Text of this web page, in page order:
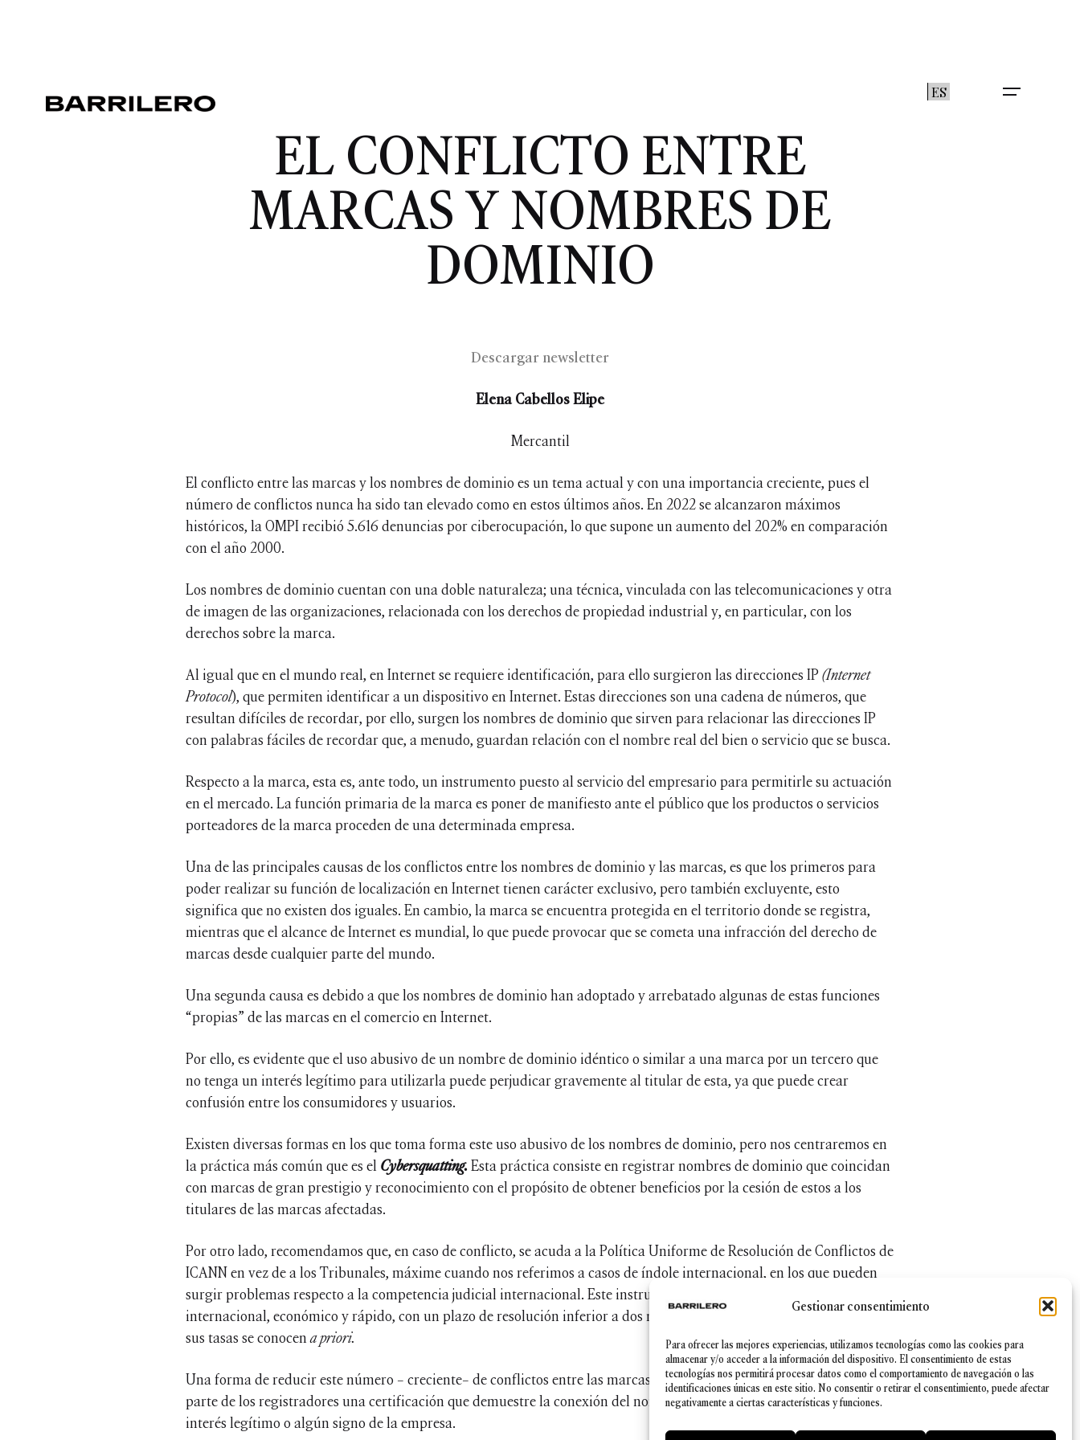
Gestionar consentimiento
Para ofrecer las mejores experiencias, utilizamos tecnologías como las cookies para
almacenar y/o acceder a la información del dispositivo. El consentimiento de estas
tecnologías nos permitirá procesar datos como el comportamiento de navegación o las
identificaciones únicas en este sitio. No consentir o retirar el consentimiento, puede afectar
negativamente a ciertas características y funciones.
ES
EL CONFLICTO ENTRE
MARCAS Y NOMBRES DE
DOMINIO
Descargar newsletter
Elena Cabellos Elipe
Mercantil
El conflicto entre las marcas y los nombres de dominio es un tema actual y con una importancia creciente, pues el
número de conflictos nunca ha sido tan elevado como en estos últimos años. En 2022 se alcanzaron máximos
históricos, la OMPI recibió 5.616 denuncias por ciberocupación, lo que supone un aumento del 202% en comparación
con el año 2000.
Los nombres de dominio cuentan con una doble naturaleza; una técnica, vinculada con las telecomunicaciones y otra
de imagen de las organizaciones, relacionada con los derechos de propiedad industrial y, en particular, con los
derechos sobre la marca.
Al igual que en el mundo real, en Internet se requiere identificación, para ello surgieron las direcciones IP (Internet
Protocol), que permiten identificar a un dispositivo en Internet. Estas direcciones son una cadena de números, que
resultan difíciles de recordar, por ello, surgen los nombres de dominio que sirven para relacionar las direcciones IP
con palabras fáciles de recordar que, a menudo, guardan relación con el nombre real del bien o servicio que se busca.
Respecto a la marca, esta es, ante todo, un instrumento puesto al servicio del empresario para permitirle su actuación
en el mercado. La función primaria de la marca es poner de manifiesto ante el público que los productos o servicios
porteadores de la marca proceden de una determinada empresa.
Una de las principales causas de los conflictos entre los nombres de dominio y las marcas, es que los primeros para
poder realizar su función de localización en Internet tienen carácter exclusivo, pero también excluyente, esto
significa que no existen dos iguales. En cambio, la marca se encuentra protegida en el territorio donde se registra,
mientras que el alcance de Internet es mundial, lo que puede provocar que se cometa una infracción del derecho de
marcas desde cualquier parte del mundo.
Una segunda causa es debido a que los nombres de dominio han adoptado y arrebatado algunas de estas funciones
“propias” de las marcas en el comercio en Internet.
Por ello, es evidente que el uso abusivo de un nombre de dominio idéntico o similar a una marca por un tercero que
no tenga un interés legítimo para utilizarla puede perjudicar gravemente al titular de esta, ya que puede crear
confusión entre los consumidores y usuarios.
Existen diversas formas en los que toma forma este uso abusivo de los nombres de dominio, pero nos centraremos en
la práctica más común que es el Cybersquatting.Esta práctica consiste en registrar nombres de dominio que coincidan
con marcas de gran prestigio y reconocimiento con el propósito de obtener beneficios por la cesión de estos a los
titulares de las marcas afectadas.
Por otro lado, recomendamos que, en caso de conflicto, se acuda a la Política Uniforme de Resolución de Conflictos de
ICANN en vez de a los Tribunales, máxime cuando nos referimos a casos de índole internacional, en los que pueden
surgir problemas respecto a la competencia judicial internacional. Este instrumento se caracteriza por ser
internacional, económico y rápido, con un plazo de resolución inferior a dos meses, y, además no requiere abogado y
sus tasas se conocena priori.
Una forma de reducir este número – creciente– de conflictos entre las marcas y los nombres de dominio es exigir por
parte de los registradores una certificación que demuestre la conexión del nombre de dominio con alguna clase de
interés legítimo o algún signo de la empresa.